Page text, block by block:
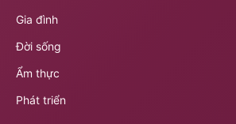
Gia đình
Đời sống
Ẩm thực
Phát triển